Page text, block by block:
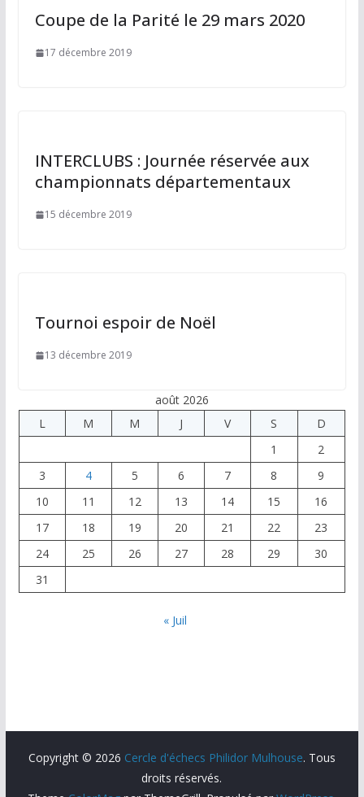
Coupe de la Parité le 29 mars 2020
17 décembre 2019
INTERCLUBS : Journée réservée aux
championnats départementaux
15 décembre 2019
Tournoi espoir de Noël
13 décembre 2019
août 2026
L
M M J V S
D
1
2
3
4 5 6 7 8
9
10
11 12 13 14 15
16
17
18 19 20 21 22
23
24
25 26 27 28 29
30
31
« Juil
Copyright © 2026 Cercle d'échecs Philidor Mulhouse. Tous
droits réservés.